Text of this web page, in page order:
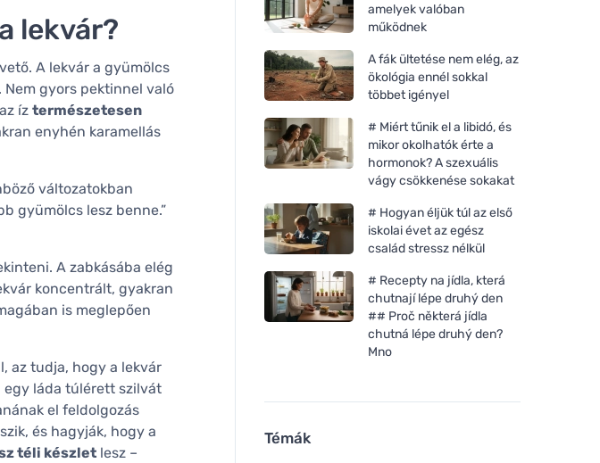
lekvár?
A lekvár a gyümölcs
Nem gyors pektinnel való
íz természetesen
enyhén karamellás
változatokban
gyümölcs lesz benne.”
A zabkásába elég
koncentrált, gyakran
is meglepően
az tudja, hogy a lekvár
egy láda túlérett szilvát
el feldolgozás
és hagyják, hogy a
téli készlet lesz –
amelyek valóban
működnek
A fák ültetése nem elég, az
ökológia ennél sokkal
többet igényel
# Miért tűnik el a libidó, és
mikor okolhatók érte a
hormonok? A szexuális
vágy csökkenése sokakat
# Hogyan éljük túl az első
iskolai évet az egész
család stressz nélkül
# Recepty na jídla, která
chutnají lépe druhý den
## Proč některá jídla
chutná lépe druhý den?
Mno
Témák